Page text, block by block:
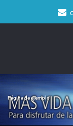
contenido
Página de ejemplo